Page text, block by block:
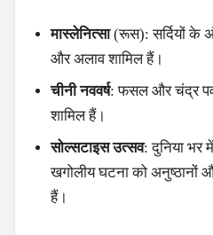
Search
मास्लेनित्सा(रूस): सर्दियों के
और अलाव शामिल हैं।
चीनी नववर्ष: फसल और चंद्र
शामिल हैं।
सोल्सटाइस उत्सव: दुनिया भर
खगोलीय घटना को अनुष्ठानों
हैं।